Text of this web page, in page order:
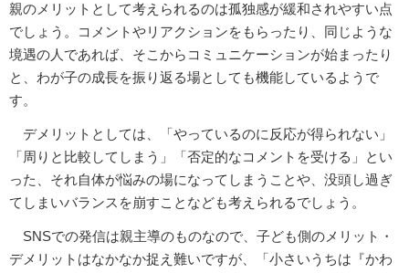
親のメリットとして考えられるのは孤独感が緩和されやすい点
でしょう。コメントやリアクションをもらったり、同じような
境遇の人であれば、そこからコミュニケーションが始まったり
と、わが子の成長を振り返る場としても機能しているようで
す。
デメリットとしては、「やっているのに反応が得られない」
「周りと比較してしまう」「否定的なコメントを受ける」とい
った、それ自体が悩みの場になってしまうことや、没頭し過ぎ
てしまいバランスを崩すことなども考えられるでしょう。
SNSでの発信は親主導のものなので、子ども側のメリット・
デメリットはなかなか捉え難いですが、「小さいうちは『かわ